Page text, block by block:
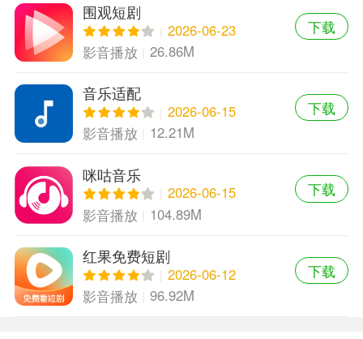
围观短剧
2026-06-23
影音播放
26.86M
下载
音乐适配
2026-06-15
影音播放
12.21M
下载
咪咕音乐
2026-06-15
影音播放
104.89M
下载
红果免费短剧
2026-06-12
影音播放
96.92M
下载